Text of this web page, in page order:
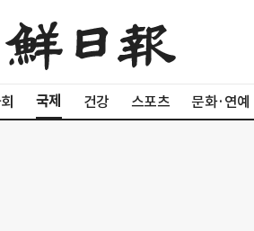
국제 건강 스포츠 문화·연예